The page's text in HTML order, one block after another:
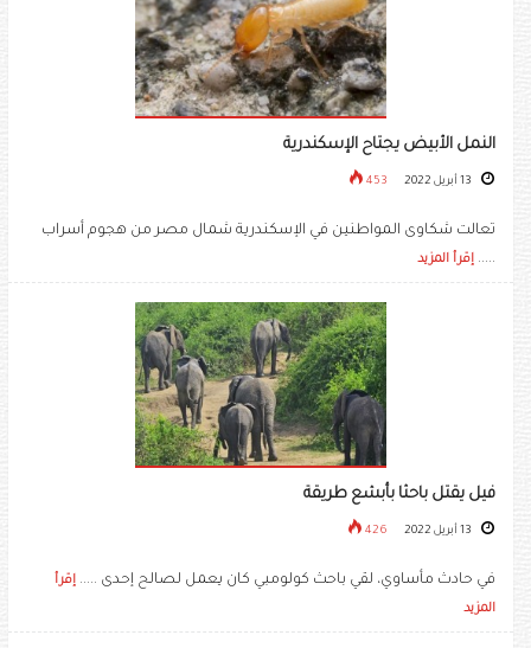
النمل الأبيض يجتاح الإسكندرية
453
تعالت شكاوى المواطنين في الإسكندرية شمال مصر من هجوم أسراب
..... إقرأ المزيد
فيل يقتل باحثا بأبشع طريقة
426
في حادث مأساوي، لقي باحث كولومبي كان يعمل لصالح إحدى ..... إقرأ
المزيد